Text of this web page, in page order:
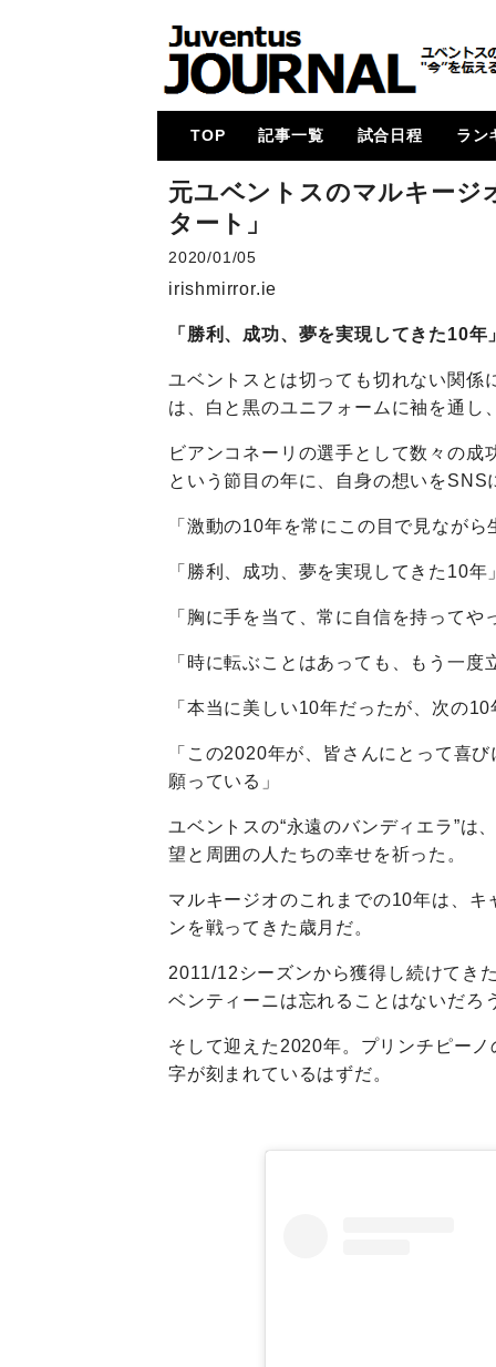
TOP 記事一覧
メイン
コラム
特集
メルカート
動画
試合レビュー
招集メンバー
UCL
U23・下部組織・
Women
カルチョ全般
試合日程
2017-18
2018-19
2019-20
2020-21
2021-22
2022-23
2023-24
2024-25
ラン
各国
次節
ゴー
元ユベントスのマルキージ
タート」
2020/01/05
irishmirror.ie
「勝利、成功、夢を実現してきた10年
ユベントスとは切っても切れない関係
は、白と黒のユニフォームに袖を通し
ビアンコネーリの選手として数々の
という節目の年に、自身の想いをSNS
「激動の10年を常にこの目で見ながら
「勝利、成功、夢を実現してきた10年
「胸に手を当て、常に自信を持ってや
「時に転ぶことはあっても、もう一
「本当に美しい10年だったが、次の
「この2020年が、皆さんにとって喜
願っている」
ユベントスの“永遠のバンディエラ”は
望と周囲の人たちの幸せを祈った。
マルキージオのこれまでの10年は、
ンを戦ってきた歳月だ。
2011/12シーズンから獲得し続けてき
ベンティーニは忘れることはないだろ
そして迎えた2020年。プリンチピー
字が刻まれているはずだ。